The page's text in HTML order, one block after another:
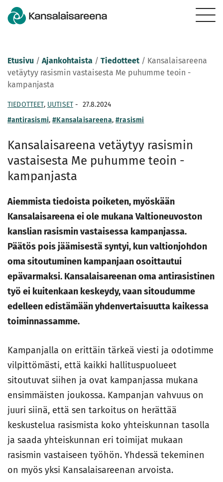
Etusivu / Ajankohtaista / Tiedotteet / Kansalaisareena
vetäytyy rasismin vastaisesta Me puhumme teoin -
kampanjasta
TIEDOTTEET, UUTISET - 27.8.2024
#antirasismi,#Kansalaisareena,#rasismi
Kansalaisareena vetäytyy rasismin
vastaisesta Me puhumme teoin -
kampanjasta
Aiemmista tiedoista poiketen, myöskään
Kansalaisareena ei ole mukana Valtioneuvoston
kanslian rasismin vastaisessa kampanjassa.
Päätös pois jäämisestä syntyi, kun valtionjohdon
oma sitoutuminen kampanjaan osoittautui
epävarmaksi. Kansalaisareenan oma antirasistinen
työ ei kuitenkaan keskeydy, vaan sitoudumme
edelleen edistämään yhdenvertaisuutta kaikessa
toiminnassamme.
Kampanjalla on erittäin tärkeä viesti ja odotimme
vilpittömästi, että kaikki hallituspuolueet
sitoutuvat siihen ja ovat kampanjassa mukana
ensimmäisten joukossa. Kampanjan vahvuus on
juuri siinä, että sen tarkoitus on herättää
keskustelua rasismista koko yhteiskunnan tasolla
ja saada yhteiskunnan eri toimijat mukaan
rasismin vastaiseen työhön. Yhdessä tekeminen
on myös yksi Kansalaisareenan arvoista.